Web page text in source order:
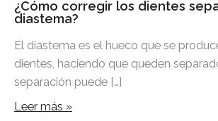
¿Cómo corregir los dientes
diastema?
El diastema es el hueco que se
dientes, haciendo que queden
separación puede […]
Leer más »